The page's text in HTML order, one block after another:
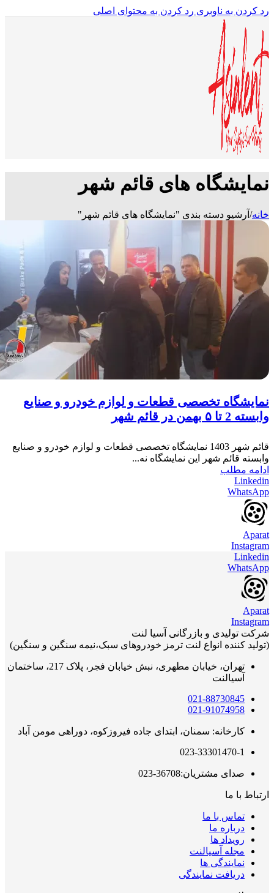
رد کردن به ناوبری رد کردن به محتوای اصلی
نمایشگاه های قائم شهر
خانه/ آرشیو دسته بندی "نمایشگاه های قائم شهر"
نمایشگاه تخصصی قطعات و لوازم خودرو و صنایع
وابسته 2 تا ۵ بهمن در قائم شهر
قائم شهر 1403 نمایشگاه تخصصی قطعات و لوازم خودرو و صنایع
وابسته قائم شهر این نمایشگاه نه...
ادامه مطلب
Linkedin
WhatsApp
Aparat
Instagram
Linkedin
WhatsApp
Aparat
Instagram
شرکت تولیدی و بازرگانی آسیا لنت
(تولید کننده انواع لنت ترمز خودروهای سبک،نیمه سنگین و سنگین)
تهران، خیابان مطهری، نبش خیابان فجر، پلاک 217، ساختمان
آسیالنت
021-88730845
021-91074958
کارخانه: سمنان، ابتدای جاده فیروزکوه، دوراهی مومن آباد
023-33301470-1
صدای مشتریان:36708-023
ارتباط با ما
تماس با ما
درباره ما
رویداد ها
مجله آسیالنت
نمایندگی ها
دریافت نمایندگی